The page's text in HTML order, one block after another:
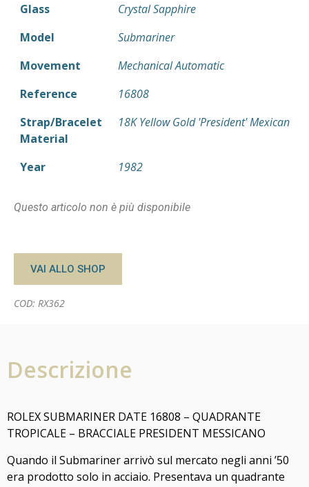
Glass
Crystal Sapphire
Model
Submariner
Movement
Mechanical Automatic
Reference
16808
Strap/Bracelet
Material
18K Yellow Gold 'President' Mexican
Year 1982
Questo articolo non è più disponibile
VAI ALLO SHOP
COD: RX362
Descrizione
ROLEX SUBMARINER DATE 16808 – QUADRANTE
TROPICALE – BRACCIALE PRESIDENT MESSICANO
Quando il Submariner arrivò sul mercato negli anni ’50
era prodotto solo in acciaio. Presentava un quadrante